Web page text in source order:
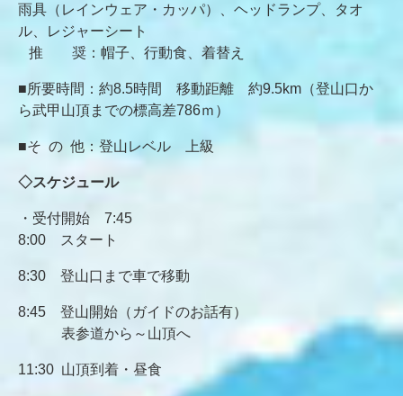
雨具（レインウェア・カッパ）、ヘッドランプ、タオ
ル、レジャーシート
推 奨：帽子、行動食、着替え
■所要時間：約8.5時間 移動距離 約9.5km（登山口か
ら武甲山頂までの標高差786ｍ）
■そ の 他：登山レベル 上級
◇スケジュール
・受付開始 7:45
8:00 スタート
8:30 登山口まで車で移動
8:45 登山開始（ガイドのお話有）
表参道から～山頂へ
11:30 山頂到着・昼食